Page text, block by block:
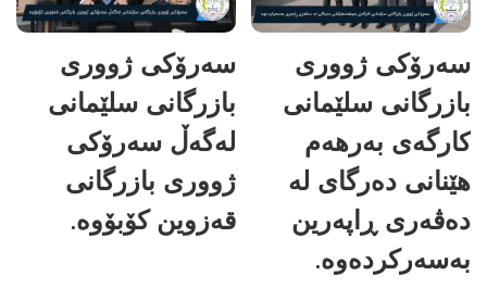
سەرۆکی ژووری
بازرگانی سلێمانی
کارگەی بەرهەم
هێنانی دەرگای لە
دەڤەری ڕاپەرین
بەسەرکردەوە.
سەرۆکی ژووری
بازرگانی سلێمانی
لەگەڵ سەرۆکی
ژووری بازرگانی
قەزوین کۆبۆوە.